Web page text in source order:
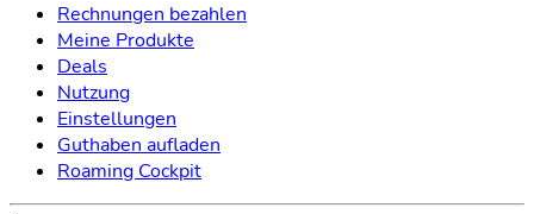
Rechnungen bezahlen
Meine Produkte
Deals
Nutzung
Einstellungen
Guthaben aufladen
Roaming Cockpit